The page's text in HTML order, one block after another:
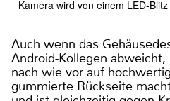
Kamera wird von einem LED-
Auch wenn das
Android-Kollegen
nach wie vor auf
gummierte Rückseite